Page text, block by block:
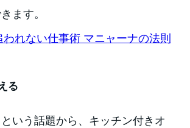
ます。
れない仕事術 マニャーナの法則
る
いう話題から、キッチン付きオ